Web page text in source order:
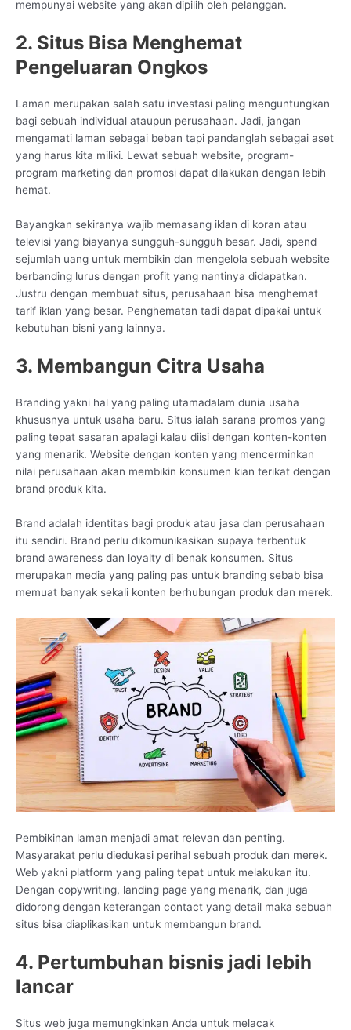
mempunyai website yang akan dipilih oleh pelanggan.
2. Situs Bisa Menghemat
Pengeluaran Ongkos
Laman merupakan salah satu investasi paling menguntungkan
bagi sebuah individual ataupun perusahaan. Jadi, jangan
mengamati laman sebagai beban tapi pandanglah sebagai aset
yang harus kita miliki. Lewat sebuah website, program-
program marketing dan promosi dapat dilakukan dengan lebih
hemat.
Bayangkan sekiranya wajib memasang iklan di koran atau
televisi yang biayanya sungguh-sungguh besar. Jadi, spend
sejumlah uang untuk membikin dan mengelola sebuah website
berbanding lurus dengan profit yang nantinya didapatkan.
Justru dengan membuat situs, perusahaan bisa menghemat
tarif iklan yang besar. Penghematan tadi dapat dipakai untuk
kebutuhan bisni yang lainnya.
3. Membangun Citra Usaha
Branding yakni hal yang paling utamadalam dunia usaha
khususnya untuk usaha baru. Situs ialah sarana promos yang
paling tepat sasaran apalagi kalau diisi dengan konten-konten
yang menarik. Website dengan konten yang mencerminkan
nilai perusahaan akan membikin konsumen kian terikat dengan
brand produk kita.
Brand adalah identitas bagi produk atau jasa dan perusahaan
itu sendiri. Brand perlu dikomunikasikan supaya terbentuk
brand awareness dan loyalty di benak konsumen. Situs
merupakan media yang paling pas untuk branding sebab bisa
memuat banyak sekali konten berhubungan produk dan merek.
Pembikinan laman menjadi amat relevan dan penting.
Masyarakat perlu diedukasi perihal sebuah produk dan merek.
Web yakni platform yang paling tepat untuk melakukan itu.
Dengan copywriting, landing page yang menarik, dan juga
didorong dengan keterangan contact yang detail maka sebuah
situs bisa diaplikasikan untuk membangun brand.
4. Pertumbuhan bisnis jadi lebih
lancar
Situs web juga memungkinkan Anda untuk melacak